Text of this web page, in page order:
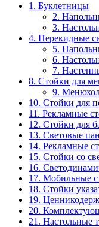
1. Буклетницы
2.
3.
4. Перекидные
5.
6.
7.
8. Стойки для
9.
10. Стойки для
11. Рекламные
12. Стойки для
13. Световые
14. Рекламные
15. Стойки со
16.
17. Мобильные
18. Стойки
19.
20.
21. Настольные